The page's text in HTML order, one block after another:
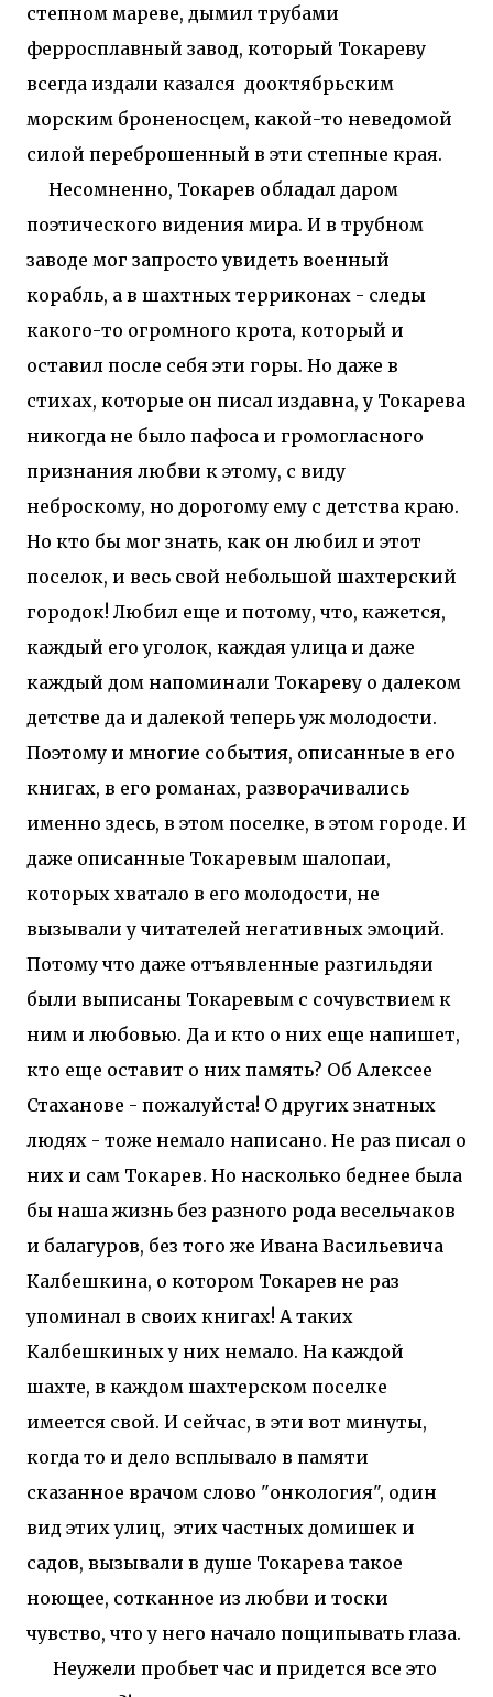
степном мареве, дымил трубами
ферросплавный завод, который Токареву
всегда издали казался дооктябрьским
морским броненосцем, какой-то неведомой
силой переброшенный в эти степные края.
Несомненно, Токарев обладал даром
поэтического видения мира. И в трубном
заводе мог запросто увидеть военный
корабль, а в шахтных терриконах - следы
какого-то огромного крота, который и
оставил после себя эти горы. Но даже в
стихах, которые он писал издавна, у Токарева
никогда не было пафоса и громогласного
признания любви к этому, с виду
неброскому, но дорогому ему с детства краю.
Но кто бы мог знать, как он любил и этот
поселок, и весь свой небольшой шахтерский
городок! Любил еще и потому, что, кажется,
каждый его уголок, каждая улица и даже
каждый дом напоминали Токареву о далеком
детстве да и далекой теперь уж молодости.
Поэтому и многие события, описанные в его
книгах, в его романах, разворачивались
именно здесь, в этом поселке, в этом городе. И
даже описанные Токаревым шалопаи,
которых хватало в его молодости, не
вызывали у читателей негативных эмоций.
Потому что даже отъявленные разгильдяи
были выписаны Токаревым с сочувствием к
ним и любовью. Да и кто о них еще напишет,
кто еще оставит о них память? Об Алексее
Стаханове - пожалуйста! О других знатных
людях - тоже немало написано. Не раз писал о
них и сам Токарев. Но насколько беднее была
бы наша жизнь без разного рода весельчаков
и балагуров, без того же Ивана Васильевича
Калбешкина, о котором Токарев не раз
упоминал в своих книгах! А таких
Калбешкиных у них немало. На каждой
шахте, в каждом шахтерском поселке
имеется свой. И сейчас, в эти вот минуты,
когда то и дело всплывало в памяти
сказанное врачом слово "онкология", один
вид этих улиц, этих частных домишек и
садов, вызывали в душе Токарева такое
ноющее, сотканное из любви и тоски
чувство, что у него начало пощипывать глаза.
Неужели пробьет час и придется все это